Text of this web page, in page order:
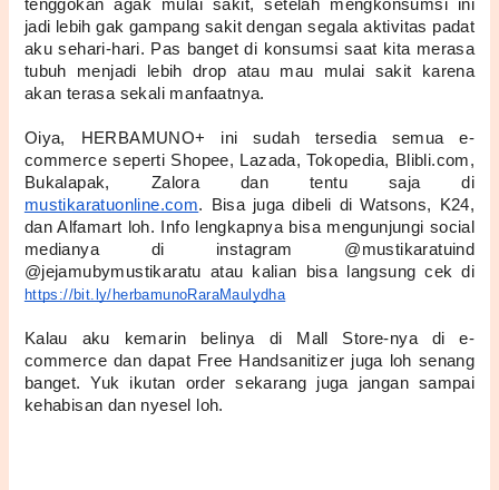
tenggokan agak mulai sakit, setelah mengkonsumsi ini
jadi lebih gak gampang sakit dengan segala aktivitas padat
aku sehari-hari. Pas banget di konsumsi saat kita merasa
tubuh menjadi lebih drop atau mau mulai sakit karena
akan terasa sekali manfaatnya.
Oiya, HERBAMUNO+ ini sudah tersedia semua e-
commerce seperti Shopee, Lazada, Tokopedia, Blibli.com,
mustikaratuonline.com. Bisa juga dibeli di Watsons, K24,
dan Alfamart loh. Info lengkapnya bisa mengunjungi social
medianya di instagram @mustikaratuind
https://bit.ly/herbamunoRaraMaulydha
Kalau aku kemarin belinya di Mall Store-nya di e-
commerce dan dapat Free Handsanitizer juga loh senang
banget. Yuk ikutan order sekarang juga jangan sampai
kehabisan dan nyesel loh.